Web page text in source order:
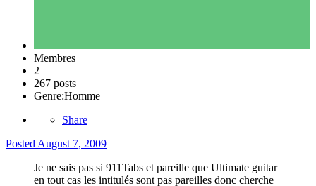
Membres
2
267 posts
Genre:Homme
Share
Posted August 7, 2009
Je ne sais pas si 911Tabs et pareille que Ultimate guitar
en tout cas les intitulés sont pas pareilles donc cherche